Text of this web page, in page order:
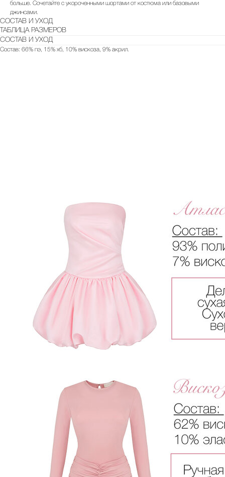
больше. Сочетайте с укороченными шортами от костюма или базовыми
джинсами.
СОСТАВ И УХОД
ТАБЛИЦА РАЗМЕРОВ
СОСТАВ И УХОД
Состав: 66% пэ, 15% хб, 10% вискоза, 9% акрил.